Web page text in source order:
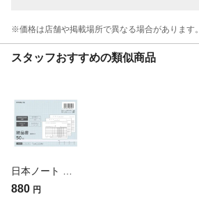
※価格は​店舗や​掲載場所で​異なる​場合が​あります。
スタッフおすすめの類似商品
880 円